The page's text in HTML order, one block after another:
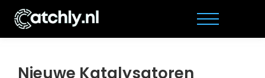
Nieuwe Katalysatoren